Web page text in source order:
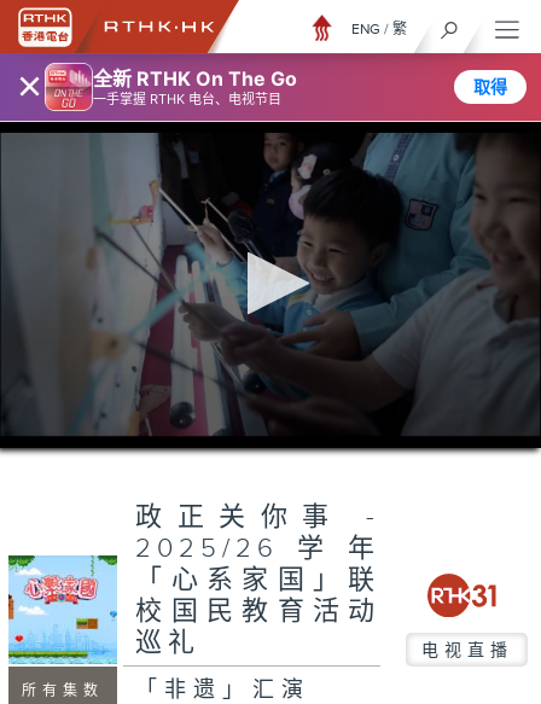
× 全新 RTHK On The Go
一手掌握 RTHK 电台、电视节目
取得
ENG / 繁
0
seconds
所有集数
政正关你事 -
2025/26学年
「心系家国」联
校国民教育活动
巡礼
电视直播
「非遗」汇演